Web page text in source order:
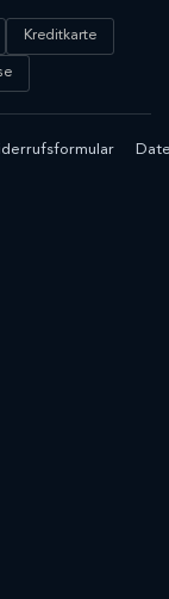
Kreditkarte